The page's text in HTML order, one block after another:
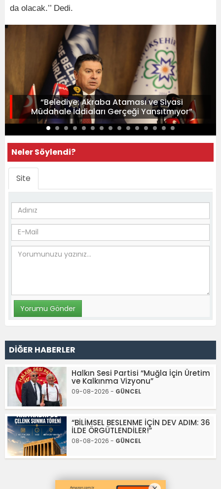
da olacak.’’ Dedi.
“Belediye: Akraba Ataması ve Siyasi
Müdahale İddiaları Gerçeği Yansıtmıyor”
Neler Söylendi?
Site
DİĞER HABERLER
Halkın Sesi Partisi “Muğla İçin Üretim
ve Kalkınma Vizyonu”
09-08-2026 - GÜNCEL
“BİLİMSEL BESLENME İÇİN DEV ADIM: 36
İLDE ÖRGÜTLENDİLER!”
08-08-2026 - GÜNCEL